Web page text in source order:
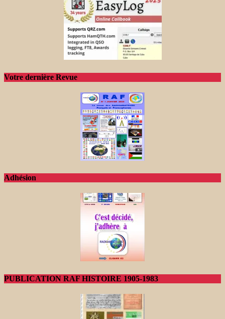
Votre dernière Revue
Adhésion
PUBLICATION RAF HISTOIRE 1905-1983